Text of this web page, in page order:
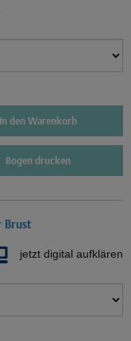
In den Warenkorb
Bogen drucken
Brust
jetzt digital aufklären